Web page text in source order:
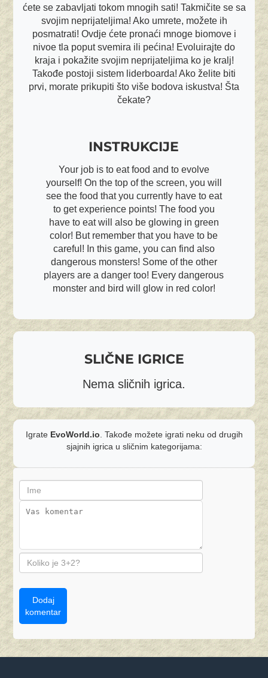
ćete se zabavljati tokom mnogih sati! Takmičite se sa
svojim neprijateljima! Ako umrete, možete ih
posmatrati! Ovdje ćete pronaći mnoge biomove i
nivoe tla poput svemira ili pećina! Evoluirajte do
kraja i pokažite svojim neprijateljima ko je kralj!
Takođe postoji sistem liderboarda! Ako želite biti
prvi, morate prikupiti što više bodova iskustva! Šta
čekate?
INSTRUKCIJE
Your job is to eat food and to evolve
yourself! On the top of the screen, you will
see the food that you currently have to eat
to get experience points! The food you
have to eat will also be glowing in green
color! But remember that you have to be
careful! In this game, you can find also
dangerous monsters! Some of the other
players are a danger too! Every dangerous
monster and bird will glow in red color!
SLIČNE IGRICE
Nema sličnih igrica.
Igrate EvoWorld.io . Takođe možete igrati neku od drugih
sjajnih igrica u sličnim kategorijama:
Dodaj
komentar